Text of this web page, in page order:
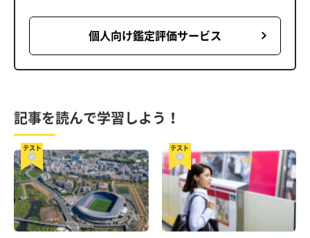
個人向け鑑定評価サービス
記事を読んで学習しよう！
テスト テスト